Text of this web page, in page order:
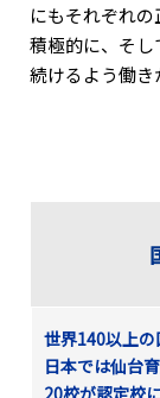
にもそれぞれの
積極的に、そ
続けるよう働き
世界140以上
日本では仙台